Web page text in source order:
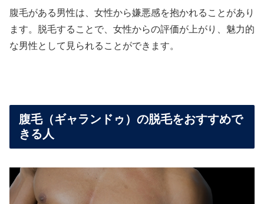
腹毛がある男性は、女性から嫌悪感を抱かれることがあり
ます。脱毛することで、女性からの評価が上がり、魅力的
な男性として見られることができます。
腹毛（ギャランドゥ）の脱毛をおすすめで
きる人